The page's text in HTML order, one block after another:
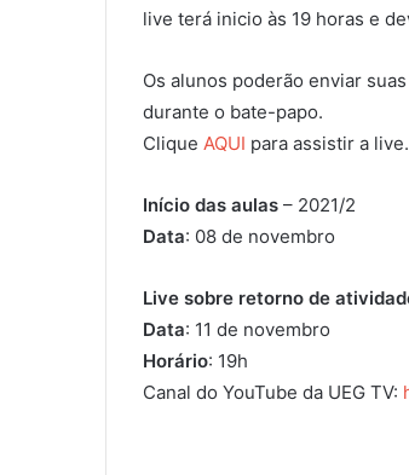
live terá inicio às 19 horas e
Os alunos poderão enviar
durante o bate-papo.
Clique AQUI para assistir a live.
Início das aulas – 2021/2
Data: 08 de novembro
Live sobre retorno de
Data: 11 de novembro
Horário: 19h
Canal do YouTube da UEG TV: